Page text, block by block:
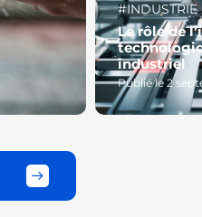
#INDUSTRIE
Le rôle de
industriel
Publié le 2